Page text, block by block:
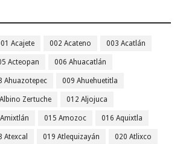
Acajete 002 Acateno 003 Acatlán
Acteopan 006 Ahuacatlán
Ahuazotepec 009 Ahuehuetitla
Zertuche 012 Aljojuca
015 Amozoc 016 Aquixtla
Atexcal 019 Atlequizayán 020 Atlixco